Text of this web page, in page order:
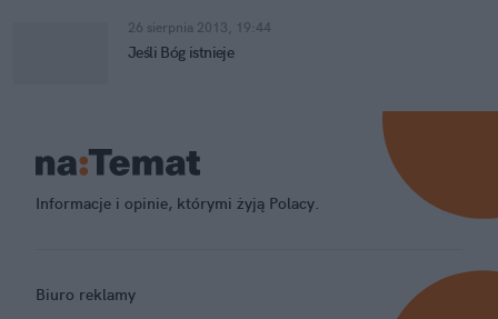
26 sierpnia 2013, 19:44
Jeśli Bóg istnieje
Informacje i opinie, którymi żyją Polacy.
Biuro reklamy